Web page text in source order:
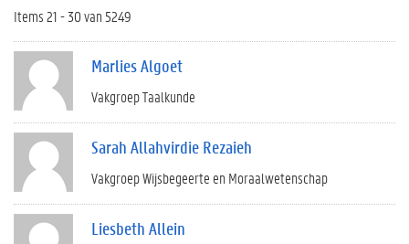
Items 21 - 30 van 5249
Marlies Algoet
Vakgroep Taalkunde
Sarah Allahvirdie Rezaieh
Vakgroep Wijsbegeerte en Moraalwetenschap
Liesbeth Allein